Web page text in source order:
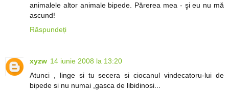
animalele altor animale bipede. Părerea mea - şi eu nu mă
ascund!
Răspundeți
xyzw 14 iunie 2008 la 13:20
Atunci , linge si tu secera si ciocanul vindecatoru-lui de
bipede si nu numai ,gasca de libidinosi...